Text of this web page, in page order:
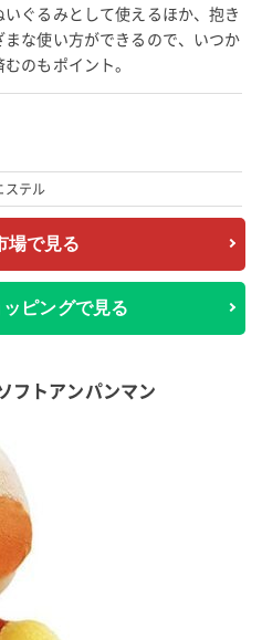
ぐるみとして使えるほか、抱き
な使い方ができるので、いつか
のもポイント。
ステル
場で見る
ピングで見る
フトアンパンマン